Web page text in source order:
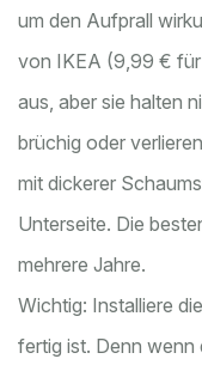
um den Aufprall
von IKEA (9,99 €
aus, aber sie halten
brüchig oder
mit dickerer
Unterseite. Die
mehrere Jahre.
Wichtig: Installiere
fertig ist. Denn wenn